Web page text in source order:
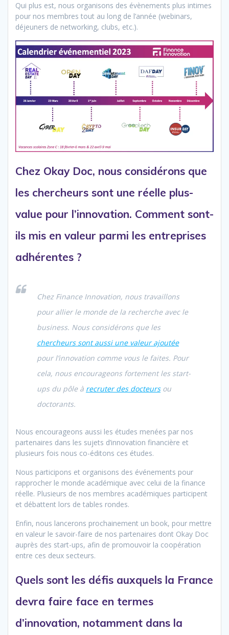
Qui plus est, nous organisons des évènements plus intimes
pour nos membres tout au long de l’année (webinars,
déjeuners de networking, clubs, etc.).
Chez Okay Doc, nous considérons que
les chercheurs sont une réelle plus-
value pour l’innovation. Comment sont-
ils mis en valeur parmi les entreprises
adhérentes ?
Chez Finance Innovation, nous travaillons
pour allier le monde de la recherche avec le
business. Nous considérons que les
chercheurs sont aussi une valeur ajoutée
pour l’innovation comme vous le faites. Pour
cela, nous encourageons fortement les start-
ups du pôle à recruter des docteursou
doctorants.
Nous encourageons aussi les études menées par nos
partenaires dans les sujets d’innovation financière et
plusieurs fois nous co-éditons ces études.
Nous participons et organisons des événements pour
rapprocher le monde académique avec celui de la finance
réelle. Plusieurs de nos membres académiques participent
et débattent lors de tables rondes.
Enfin, nous lancerons prochainement un book, pour mettre
en valeur le savoir-faire de nos partenaires dont Okay Doc
auprès des start-ups, afin de promouvoir la coopération
entre ces deux secteurs.
Quels sont les défis auxquels la France
devra faire face en termes
d’innovation, notamment dans la